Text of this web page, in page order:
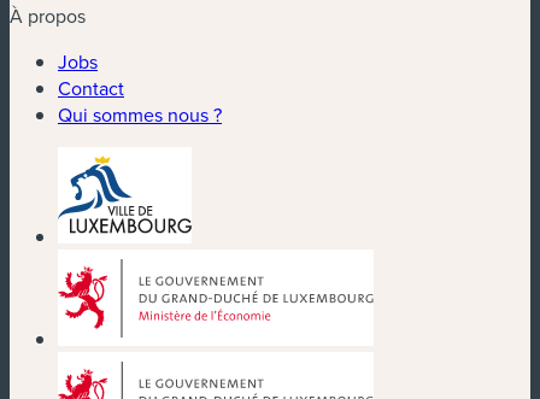
À propos
Jobs
Contact
Qui sommes nous ?